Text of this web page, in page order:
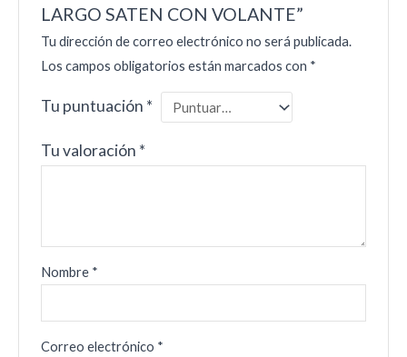
LARGO SATEN CON VOLANTE”
Tu dirección de correo electrónico no será publicada.
Los campos obligatorios están marcados con *
Tu puntuación *
Tu valoración *
Nombre *
Correo electrónico *